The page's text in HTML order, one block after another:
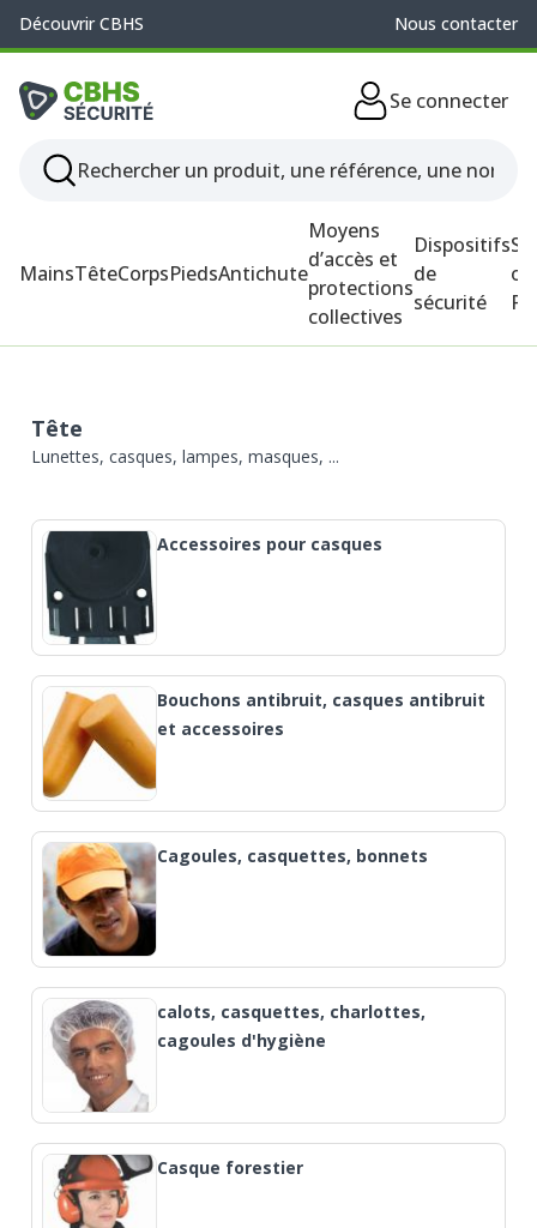
Découvrir CBHS Nous contacter
Se connecter
MainsTêteCorpsPiedsAntichute
Moyens
d’accès et
protections
collectives
Dispositifs
de
sécurité
Tête
Lunettes, casques, lampes, masques, ...
Accessoires pour casques
Bouchons antibruit, casques antibruit
et accessoires
Cagoules, casquettes, bonnets
calots, casquettes, charlottes,
cagoules d'hygiène
Casque forestier